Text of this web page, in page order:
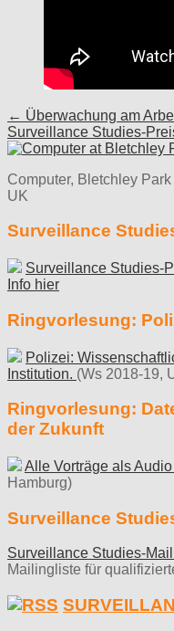
Post
navigation
← Überwachung am
Surveillance Studies-
Computer, Bletchley
UK
Surveillance
Surveillance Studies-
Info hier
Ringvorlesung:
Polizei:
Institution. (Ws 2018-19,
Ringvorlesung:
der Zukunft
Alle Vorträge als
Hamburg)
Surveillance
Surveillance Studies-
Mailingliste für